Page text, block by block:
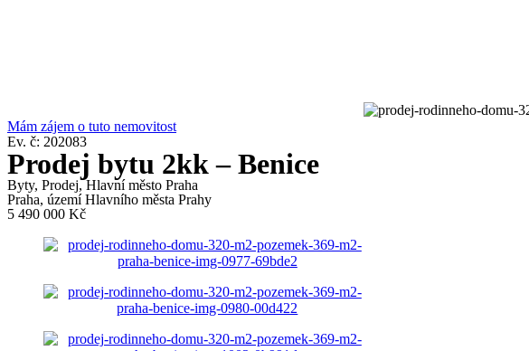
Mám zájem o tuto nemovitost
Ev. č: 202083
Prodej bytu 2kk – Benice
Byty, Prodej,Hlavní město Praha
Praha, území Hlavního města Prahy
5 490 000 Kč